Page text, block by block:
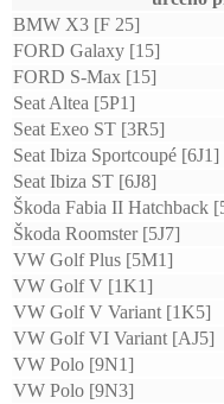
BMW X3 [F 25]
FORD Galaxy [15]
FORD S-Max [15]
Seat Altea [5P1]
Seat Exeo ST [3R5]
Seat Ibiza Sportcoupé [6J1]
Seat Ibiza ST [6J8]
Škoda Fabia II Hatchback
Škoda Roomster [5J7]
VW Golf Plus [5M1]
VW Golf V [1K1]
VW Golf V Variant [1K5]
VW Golf VI Variant [AJ5]
VW Polo [9N1]
VW Polo [9N3]